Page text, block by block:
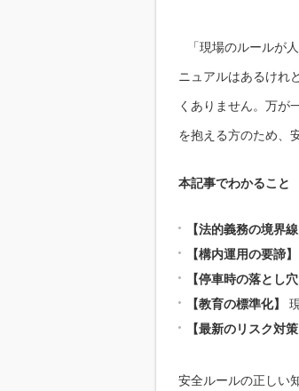
「現場のルールが
ニュアルはあるけれ
くありません。万が
を抱える方のため、
本記事でわかること
【法的義務の境界線
【構内運用の要諦】
【停車時の落とし穴
【教育の標準化】
【最新のリスク対策
安全ルールの正しい